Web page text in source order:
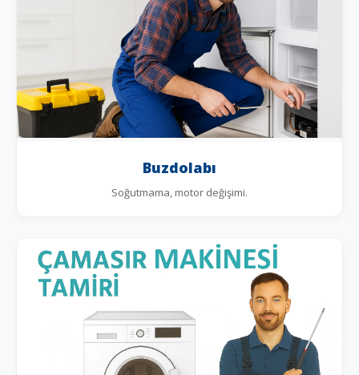
Buzdolabı
Soğutmama, motor değişimi.